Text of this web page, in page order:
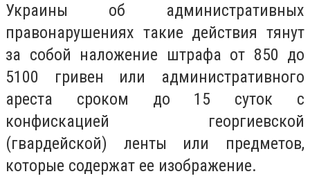
Украины об административных
правонарушениях такие действия тянут
за собой наложение штрафа от 850 до
5100 гривен или административного
ареста сроком до 15 суток с
конфискацией георгиевской
(гвардейской) ленты или предметов,
которые содержат ее изображение.